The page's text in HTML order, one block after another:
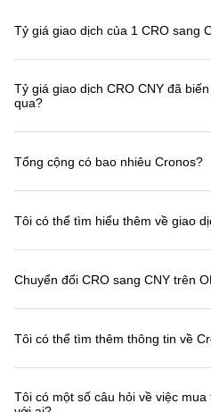
Tỷ giá giao dịch của 1 CRO sang
Tỷ giá giao dịch CRO CNY đã
qua?
Tổng cộng có bao nhiêu Cronos?
Tôi có thể tìm hiểu thêm về giao
Chuyển đổi CRO sang CNY trên
Tôi có thể tìm thêm thông tin về
Tôi có một số câu hỏi về việc